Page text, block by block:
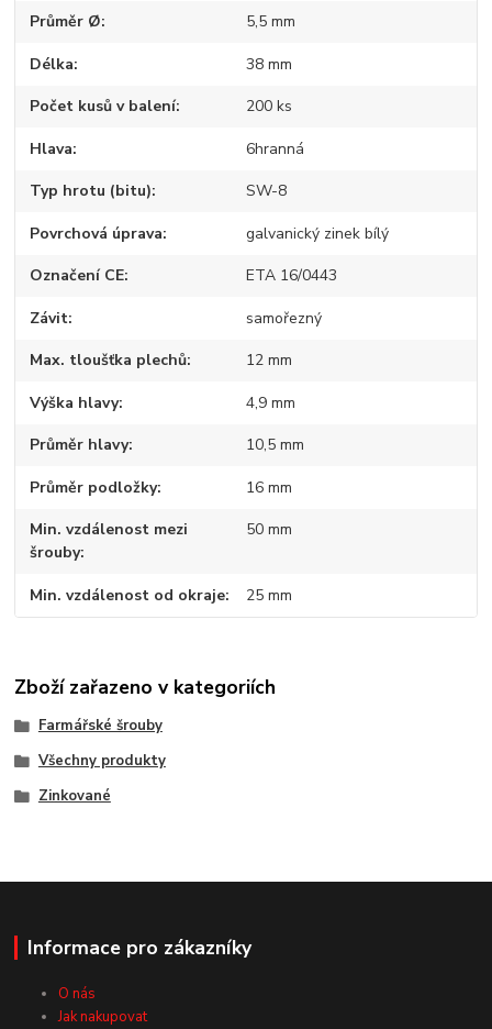
Průměr Ø 5,5 mm
Délka 38 mm
Počet kusů v balení 200 ks
Hlava 6hranná
Typ hrotu (bitu) SW-8
Povrchová úprava galvanický zinek bílý
Označení CE ETA 16/0443
Závit samořezný
Max. tloušťka plechů 12 mm
Výška hlavy 4,9 mm
Průměr hlavy 10,5 mm
Průměr podložky 16 mm
Min. vzdálenost mezi
šrouby
50 mm
Min. vzdálenost od okraje 25 mm
Zboží zařazeno v kategoriích
Farmářské šrouby
Všechny produkty
Zinkované
Informace pro zákazníky
O nás
Jak nakupovat